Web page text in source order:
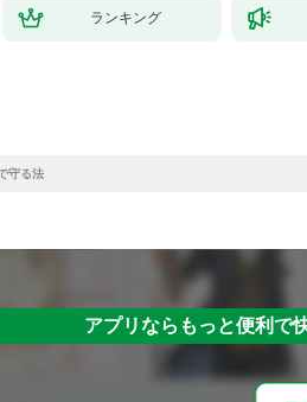
ランキング
守る法
アプリならもっと便利で